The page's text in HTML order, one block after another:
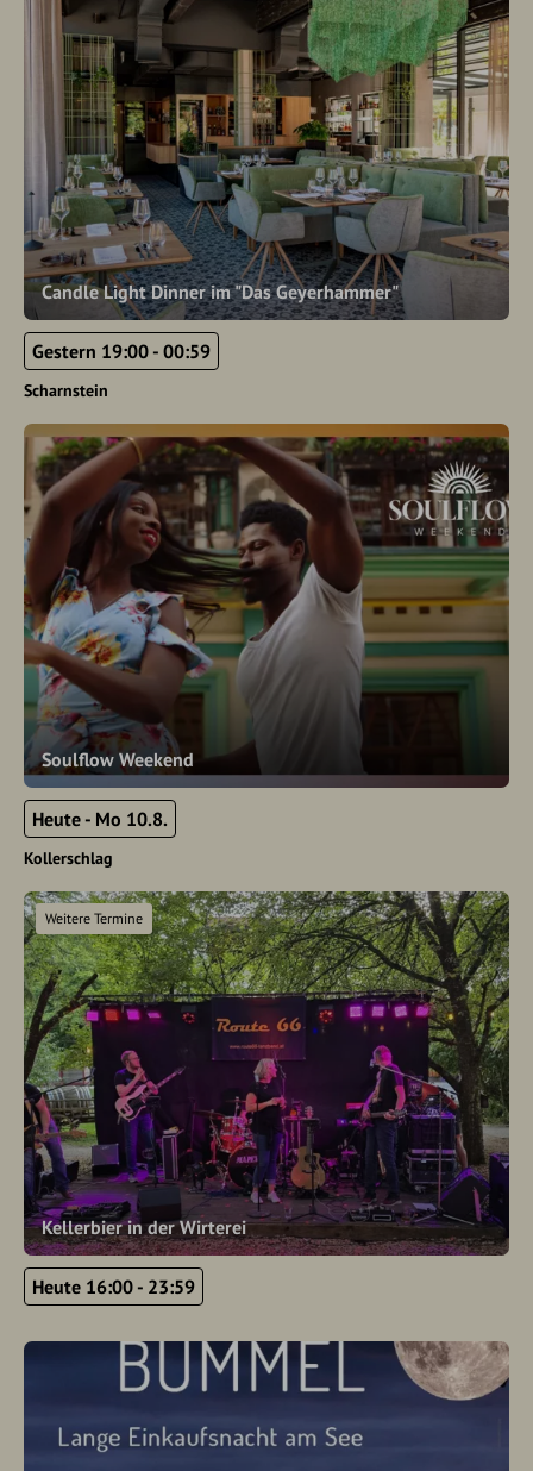
Candle Light Dinner im "Das Geyerhammer"
Gestern 19:00 - 00:59
Scharnstein
Soulflow Weekend
Heute - Mo 10.8.
Kollerschlag
Kellerbier in der Wirterei
Weitere Termine
Heute 16:00 - 23:59